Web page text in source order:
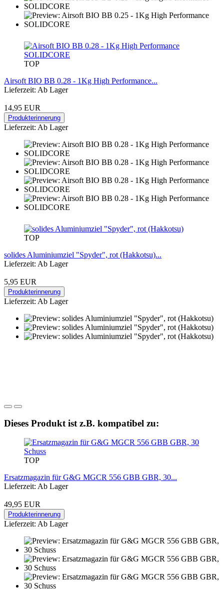
TOP
Airsoft BIO BB 0.28 - 1Kg High Performance...
Lieferzeit: Ab Lager
14,95 EUR
Produkterinnerung
Lieferzeit: Ab Lager
TOP
solides Aluminiumziel "Spyder", rot (Hakkotsu)...
Lieferzeit: Ab Lager
5,95 EUR
Produkterinnerung
Lieferzeit: Ab Lager
Dieses Produkt ist z.B. kompatibel zu:
TOP
Ersatzmagazin für G&G MGCR 556 GBB GBR, 30...
Lieferzeit: Ab Lager
49,95 EUR
Produkterinnerung
Lieferzeit: Ab Lager